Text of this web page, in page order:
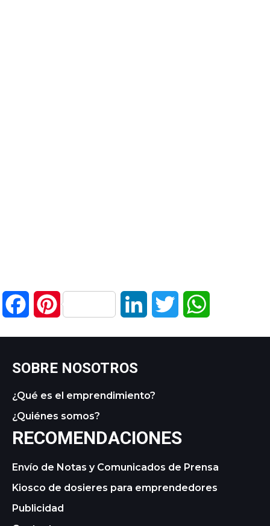
FacebookPinterest LinkedIn Twitter
SOBRE NOSOTROS
¿Qué es el emprendimiento?
¿Quiénes somos?
RECOMENDACIONES
Envío de Notas y Comunicados de Prensa
Kiosco de dosieres para emprendedores
Publicidad